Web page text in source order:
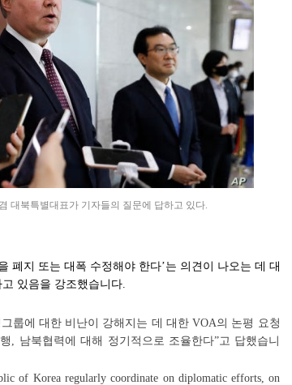
대북특별대표가 기자들의 질문에 답하고 있다.
폐지 또는 대폭 수정해야 한다’는 의견이 나오는 데 대
있음을 강조했습니다.
룹에 대한 비난이 강해지는 데 대한 VOA의 논평 요청
, 남북협력에 대해 정기적으로 조율한다”고 답했습니
of Korea regularly coordinate on diplomatic efforts, on